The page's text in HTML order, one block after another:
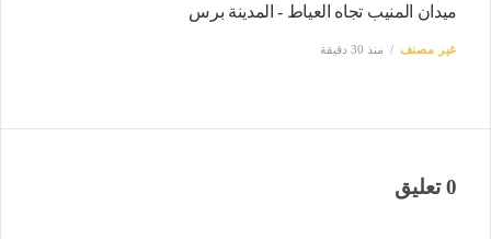
ميدان المنيب تجاه العياط - المدينة برس
غير مصنف منذ 30 دقيقة
0 تعليق